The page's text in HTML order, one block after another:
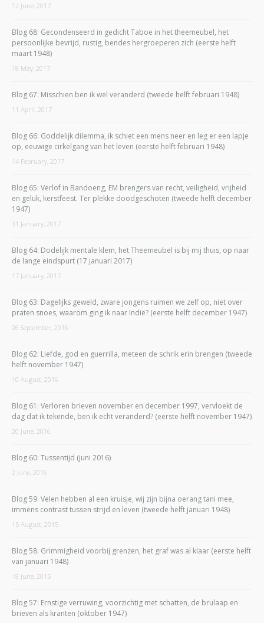
12 June, 2017
Blog 68: Gecondenseerd in gedicht Taboe in het theemeubel, het
persoonlijke bevrijd, rustig, bendes hergroeperen zich (eerste helft
maart 1948)
18 May, 2017
Blog 67: Misschien ben ik wel veranderd (tweede helft februari 1948)
11 April, 2017
Blog 66: Goddelijk dilemma, ik schiet een mens neer en leg er een lapje
op, eeuwige cirkelgang van het leven (eerste helft februari 1948)
14 February, 2017
Blog 65: Verlof in Bandoeng, EM brengers van recht, veiligheid, vrijheid
en geluk, kerstfeest. Ter plekke doodgeschoten (tweede helft december
1947)
31 January, 2017
Blog 64: Dodelijk mentale klem, het Theemeubel is bij mij thuis, op naar
de lange eindspurt (17 januari 2017)
17 January, 2017
Blog 63: Dagelijks geweld, zware jongens ruimen we zelf op, niet over
praten snoes, waarom ging ik naar Indië? (eerste helft december 1947)
26 September, 2016
Blog 62: Liefde, god en guerrilla, meteen de schrik erin brengen (tweede
helft november 1947)
10 August, 2016
Blog 61: Verloren brieven november en december 1997, vervloekt de
dag dat ik tekende, ben ik echt veranderd? (eerste helft november 1947)
20 June, 2016
Blog 60: Tussentijd (juni 2016)
2 June, 2016
Blog 59: Velen hebben al een kruisje, wij zijn bijna oerang tani mee,
immens contrast tussen strijd en leven (tweede helft januari 1948)
15 August, 2015
Blog 58: Grimmigheid voorbij grenzen, het graf was al klaar (eerste helft
van januari 1948)
18 June, 2015
Blog 57: Ernstige verruwing, voorzichtig met schatten, de brulaap en
brieven als kranten (oktober 1947)